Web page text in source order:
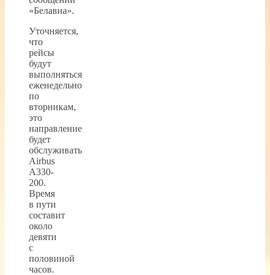
«Белавиа».
Уточняется,
что
рейсы
будут
выполняться
еженедельно
по
вторникам,
это
направление
будет
обслуживать
Airbus
A330-
200.
Время
в пути
составит
около
девяти
с
половиной
часов.